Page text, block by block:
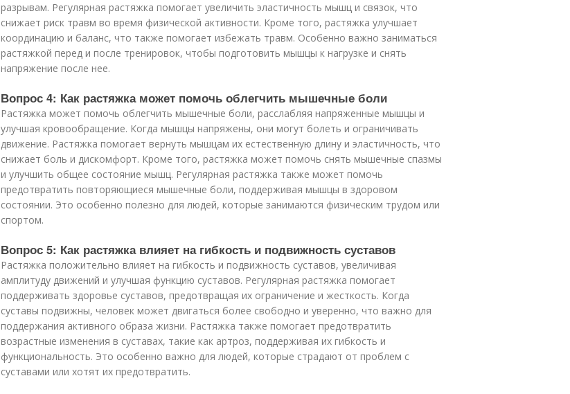
разрывам. Регулярная растяжка помогает увеличить эластичность мышц и связок, что
снижает риск травм во время физической активности. Кроме того, растяжка улучшает
координацию и баланс, что также помогает избежать травм. Особенно важно заниматься
растяжкой перед и после тренировок, чтобы подготовить мышцы к нагрузке и снять
напряжение после нее.
Вопрос 4: Как растяжка может помочь облегчить мышечные боли
Растяжка может помочь облегчить мышечные боли, расслабляя напряженные мышцы и
улучшая кровообращение. Когда мышцы напряжены, они могут болеть и ограничивать
движение. Растяжка помогает вернуть мышцам их естественную длину и эластичность, что
снижает боль и дискомфорт. Кроме того, растяжка может помочь снять мышечные спазмы
и улучшить общее состояние мышц. Регулярная растяжка также может помочь
предотвратить повторяющиеся мышечные боли, поддерживая мышцы в здоровом
состоянии. Это особенно полезно для людей, которые занимаются физическим трудом или
спортом.
Вопрос 5: Как растяжка влияет на гибкость и подвижность суставов
Растяжка положительно влияет на гибкость и подвижность суставов, увеличивая
амплитуду движений и улучшая функцию суставов. Регулярная растяжка помогает
поддерживать здоровье суставов, предотвращая их ограничение и жесткость. Когда
суставы подвижны, человек может двигаться более свободно и уверенно, что важно для
поддержания активного образа жизни. Растяжка также помогает предотвратить
возрастные изменения в суставах, такие как артроз, поддерживая их гибкость и
функциональность. Это особенно важно для людей, которые страдают от проблем с
суставами или хотят их предотвратить.